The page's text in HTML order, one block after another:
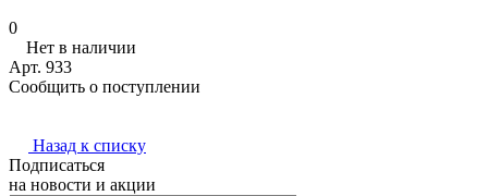
0
Нет в наличии
Арт. 933
Сообщить о поступлении
Назад к списку
Подписаться
на новости и акции